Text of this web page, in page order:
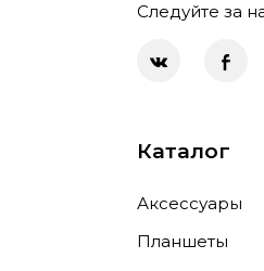
Следуйте за
Каталог
Аксессуары
Планшеты